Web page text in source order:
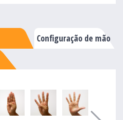
Configuração de mão